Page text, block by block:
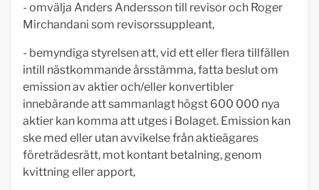
- omvälja Anders Andersson till revisor och Roger
Mirchandani som revisorssuppleant,
- bemyndiga styrelsen att, vid ett eller flera tillfällen
intill nästkommande årsstämma, fatta beslut om
emission av aktier och/eller konvertibler
innebärande att sammanlagt högst 600 000 nya
aktier kan komma att utges i Bolaget. Emission kan
ske med eller utan avvikelse från aktieägares
företrädesrätt, mot kontant betalning, genom
kvittning eller apport,